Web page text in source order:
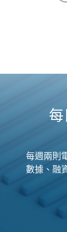
每
每週兩則
數據、融